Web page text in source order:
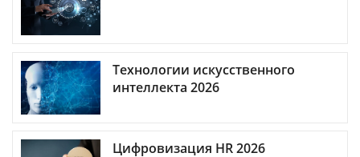
Технологии искусственного
интеллекта 2026
Цифровизация HR 2026